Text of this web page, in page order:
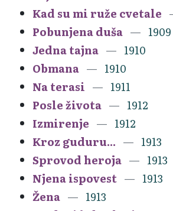
Kad su mi ruže cvetale
Pobunjena duša
1909
Jedna tajna
1910
Obmana
1910
Na terasi
1911
Posle života
1912
Izmirenje
1912
Kroz guduru...
1913
Sprovod heroja
1913
Njena ispovest
1913
Žena
1913